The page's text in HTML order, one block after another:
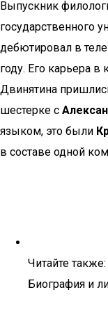
Выпускник
государственного
дебютировал в
году. Его карьера
Двинятина
шестерке с
языком, это были
в составе одной
Читайте также:
Биография и